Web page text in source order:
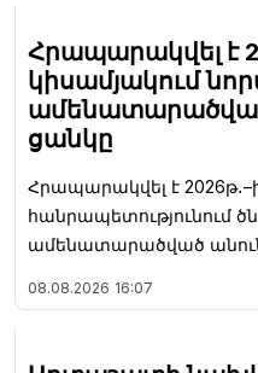
Հրապարակվել է
կիսամյակում
ցանկը
Հրապարակվել է
հանրապետությունում
ամենատարածված
08.08.2026 16:07